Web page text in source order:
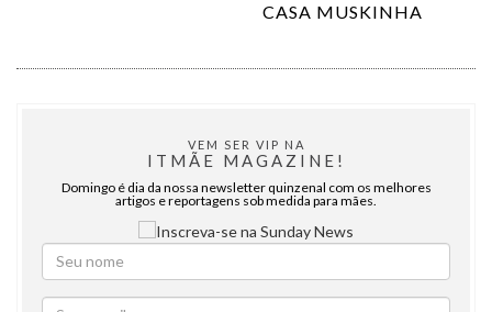
CASA MUSKINHA
VEM SER VIP NA
ITMÃE MAGAZINE!
Domingo é dia da nossa newsletter quinzenal com os melhores
artigos e reportagens sob medida para mães.